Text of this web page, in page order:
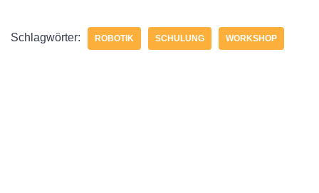
Schlagwörter: ROBOTIK SCHULUNG WORKSHOP